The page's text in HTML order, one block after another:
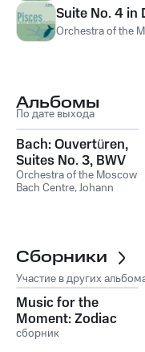
Suite No. 4 in
Orchestra of the
Альбомы
По дате выхода
Bach: Ouvertüren,
Suites No. 3, BWV
1068 & No. 4, BWV
1069
Orchestra of the Moscow
Bach Centre,Johann
Сборники
Участие в других
Music for the
Moment: Zodiac
Gemini
сборник